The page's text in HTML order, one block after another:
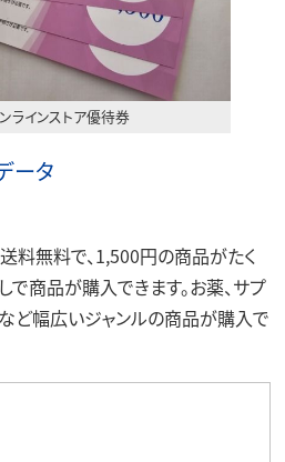
ラインストア優待券
ータ
料無料で、1,500円の商品がたく
で商品が購入できます。お薬、サプ
など幅広いジャンルの商品が購入で